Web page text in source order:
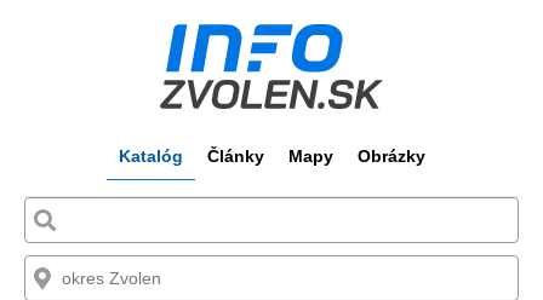
Katalóg Články Mapy Obrázky